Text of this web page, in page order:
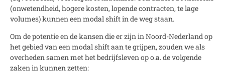
(onwetendheid, hogere kosten, lopende contracten, te lage
volumes) kunnen een modal shift in de weg staan.
Om de potentie en de kansen die er zijn in Noord-Nederland op
het gebied van een modal shift aan te grijpen, zouden we als
overheden samen met het bedrijfsleven op o.a. de volgende
zaken in kunnen zetten: